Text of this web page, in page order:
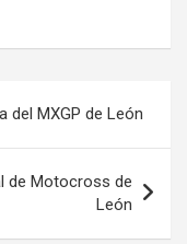
del MXGP de León
de Motocross de
León